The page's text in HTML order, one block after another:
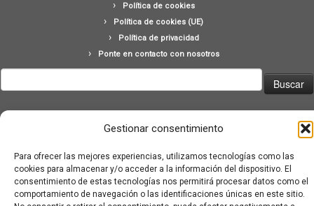
Gestionar consentimiento
Para ofrecer las mejores experiencias, utilizamos tecnologías como las
cookies para almacenar y/o acceder a la información del dispositivo. El
consentimiento de estas tecnologías nos permitirá procesar datos como el
comportamiento de navegación o las identificaciones únicas en este sitio.
Política de cookies
Política de cookies (UE)
Política de privacidad
Ponte en contacto con nosotros
·© 2026 Moviementarios · Funciona con
·
Diseñado con el
Tema Customizr